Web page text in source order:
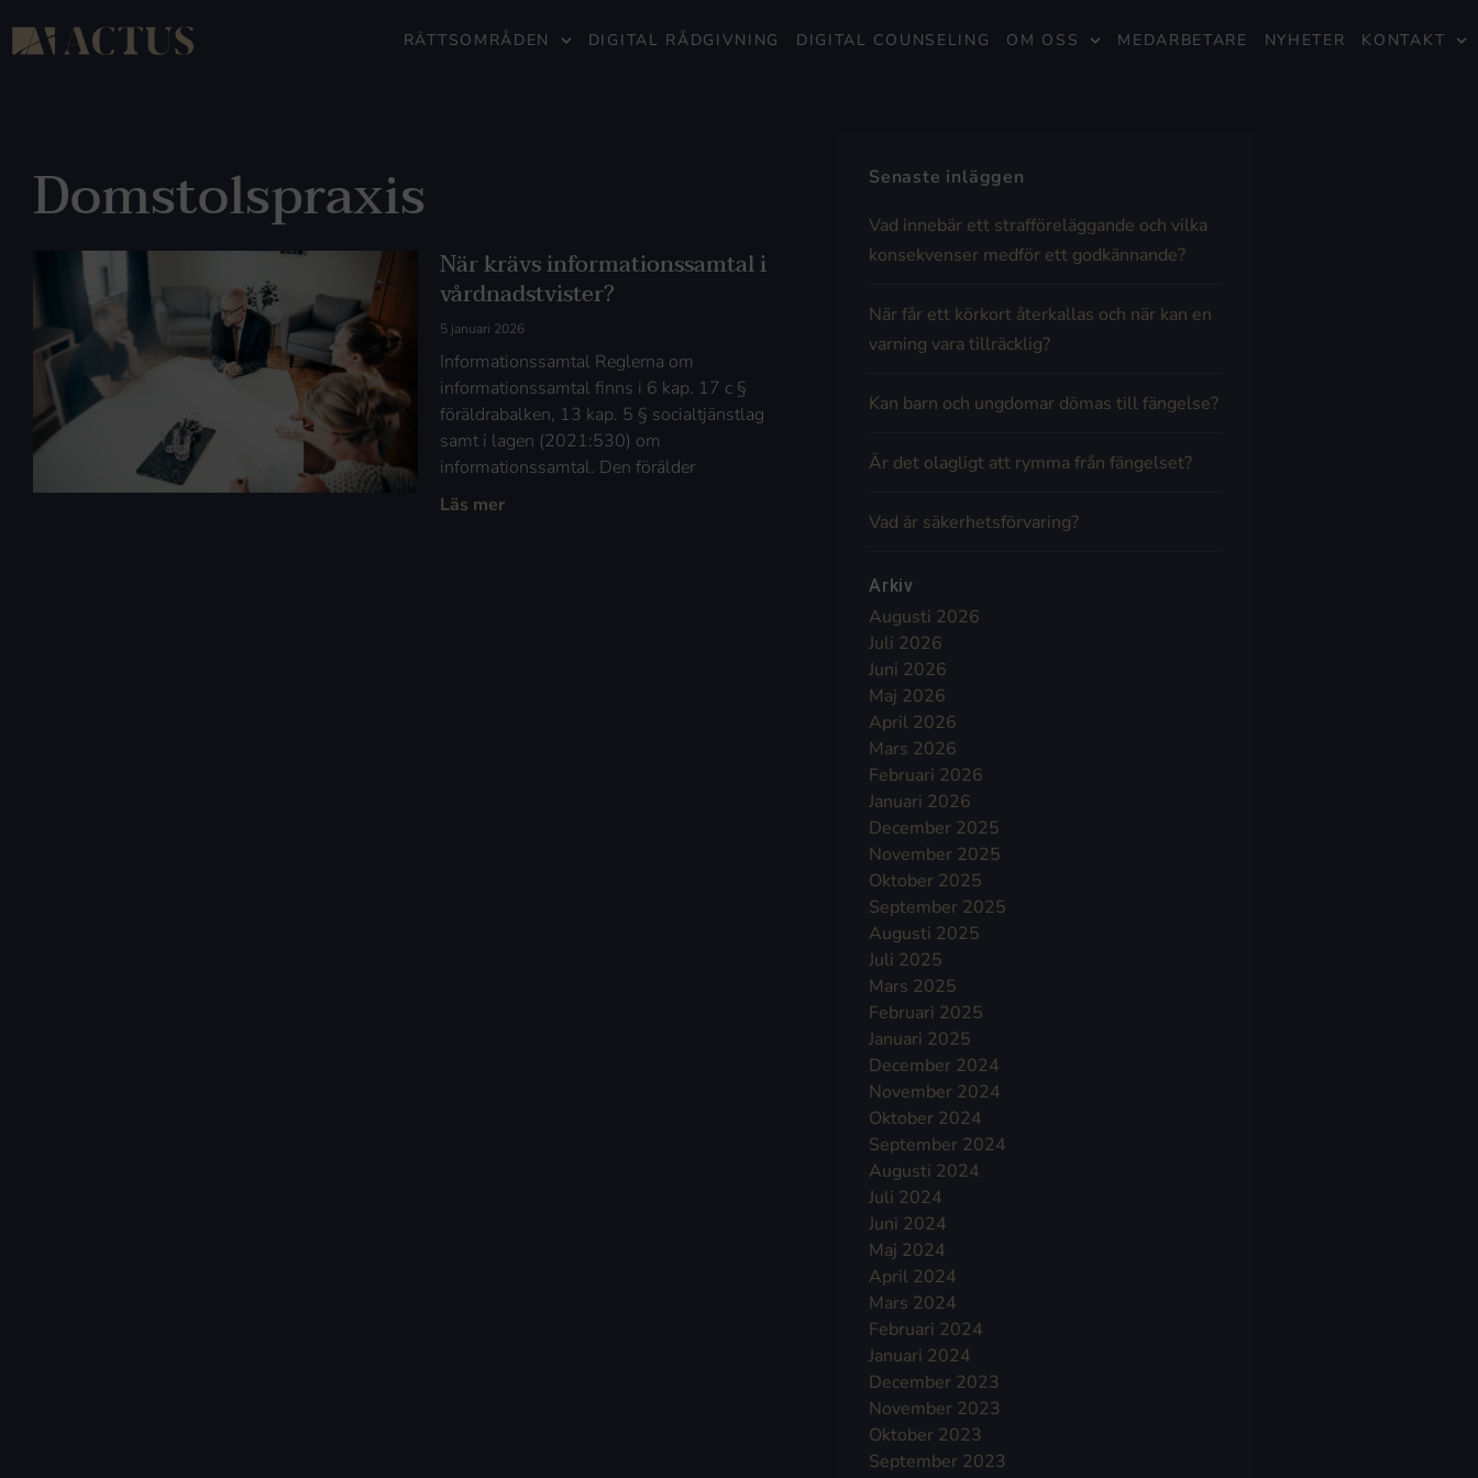
RÄTTSOMRÅDEN DIGITAL RÅDGIVNING DIGITAL COUNSELING OM OSS MEDARBETARE NYHETER KONTAKT
Domstolspraxis
När krävs informationssamtal i
vårdnadstvister?
5 januari 2026
Informationssamtal Reglerna om
informationssamtal finns i 6 kap. 17 c §
föräldrabalken, 13 kap. 5 § socialtjänstlag
samt i lagen (2021:530) om
informationssamtal. Den förälder
Läs mer
Senaste inläggen
Vad innebär ett strafföreläggande och vilka
konsekvenser medför ett godkännande?
När får ett körkort återkallas och när kan en
varning vara tillräcklig?
Kan barn och ungdomar dömas till fängelse?
Är det olagligt att rymma från fängelset?
Vad är säkerhetsförvaring?
Arkiv
Augusti 2026
Juli 2026
Juni 2026
Maj 2026
April 2026
Mars 2026
Februari 2026
Januari 2026
December 2025
November 2025
Oktober 2025
September 2025
Augusti 2025
Juli 2025
Mars 2025
Februari 2025
Januari 2025
December 2024
November 2024
Oktober 2024
September 2024
Augusti 2024
Juli 2024
Juni 2024
Maj 2024
April 2024
Mars 2024
Februari 2024
Januari 2024
December 2023
November 2023
Oktober 2023
September 2023